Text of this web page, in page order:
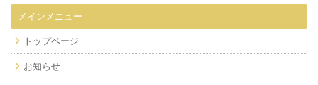
メインメニュー
トップページ
お知らせ